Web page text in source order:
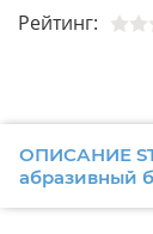
Рейтинг:
ОПИСАНИЕ
абразивный